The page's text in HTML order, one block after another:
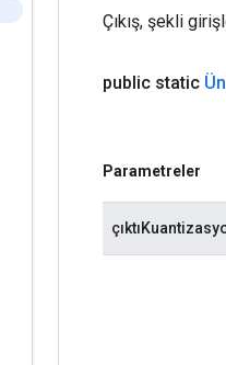
Çıkış, şekli
public static
Parametreler